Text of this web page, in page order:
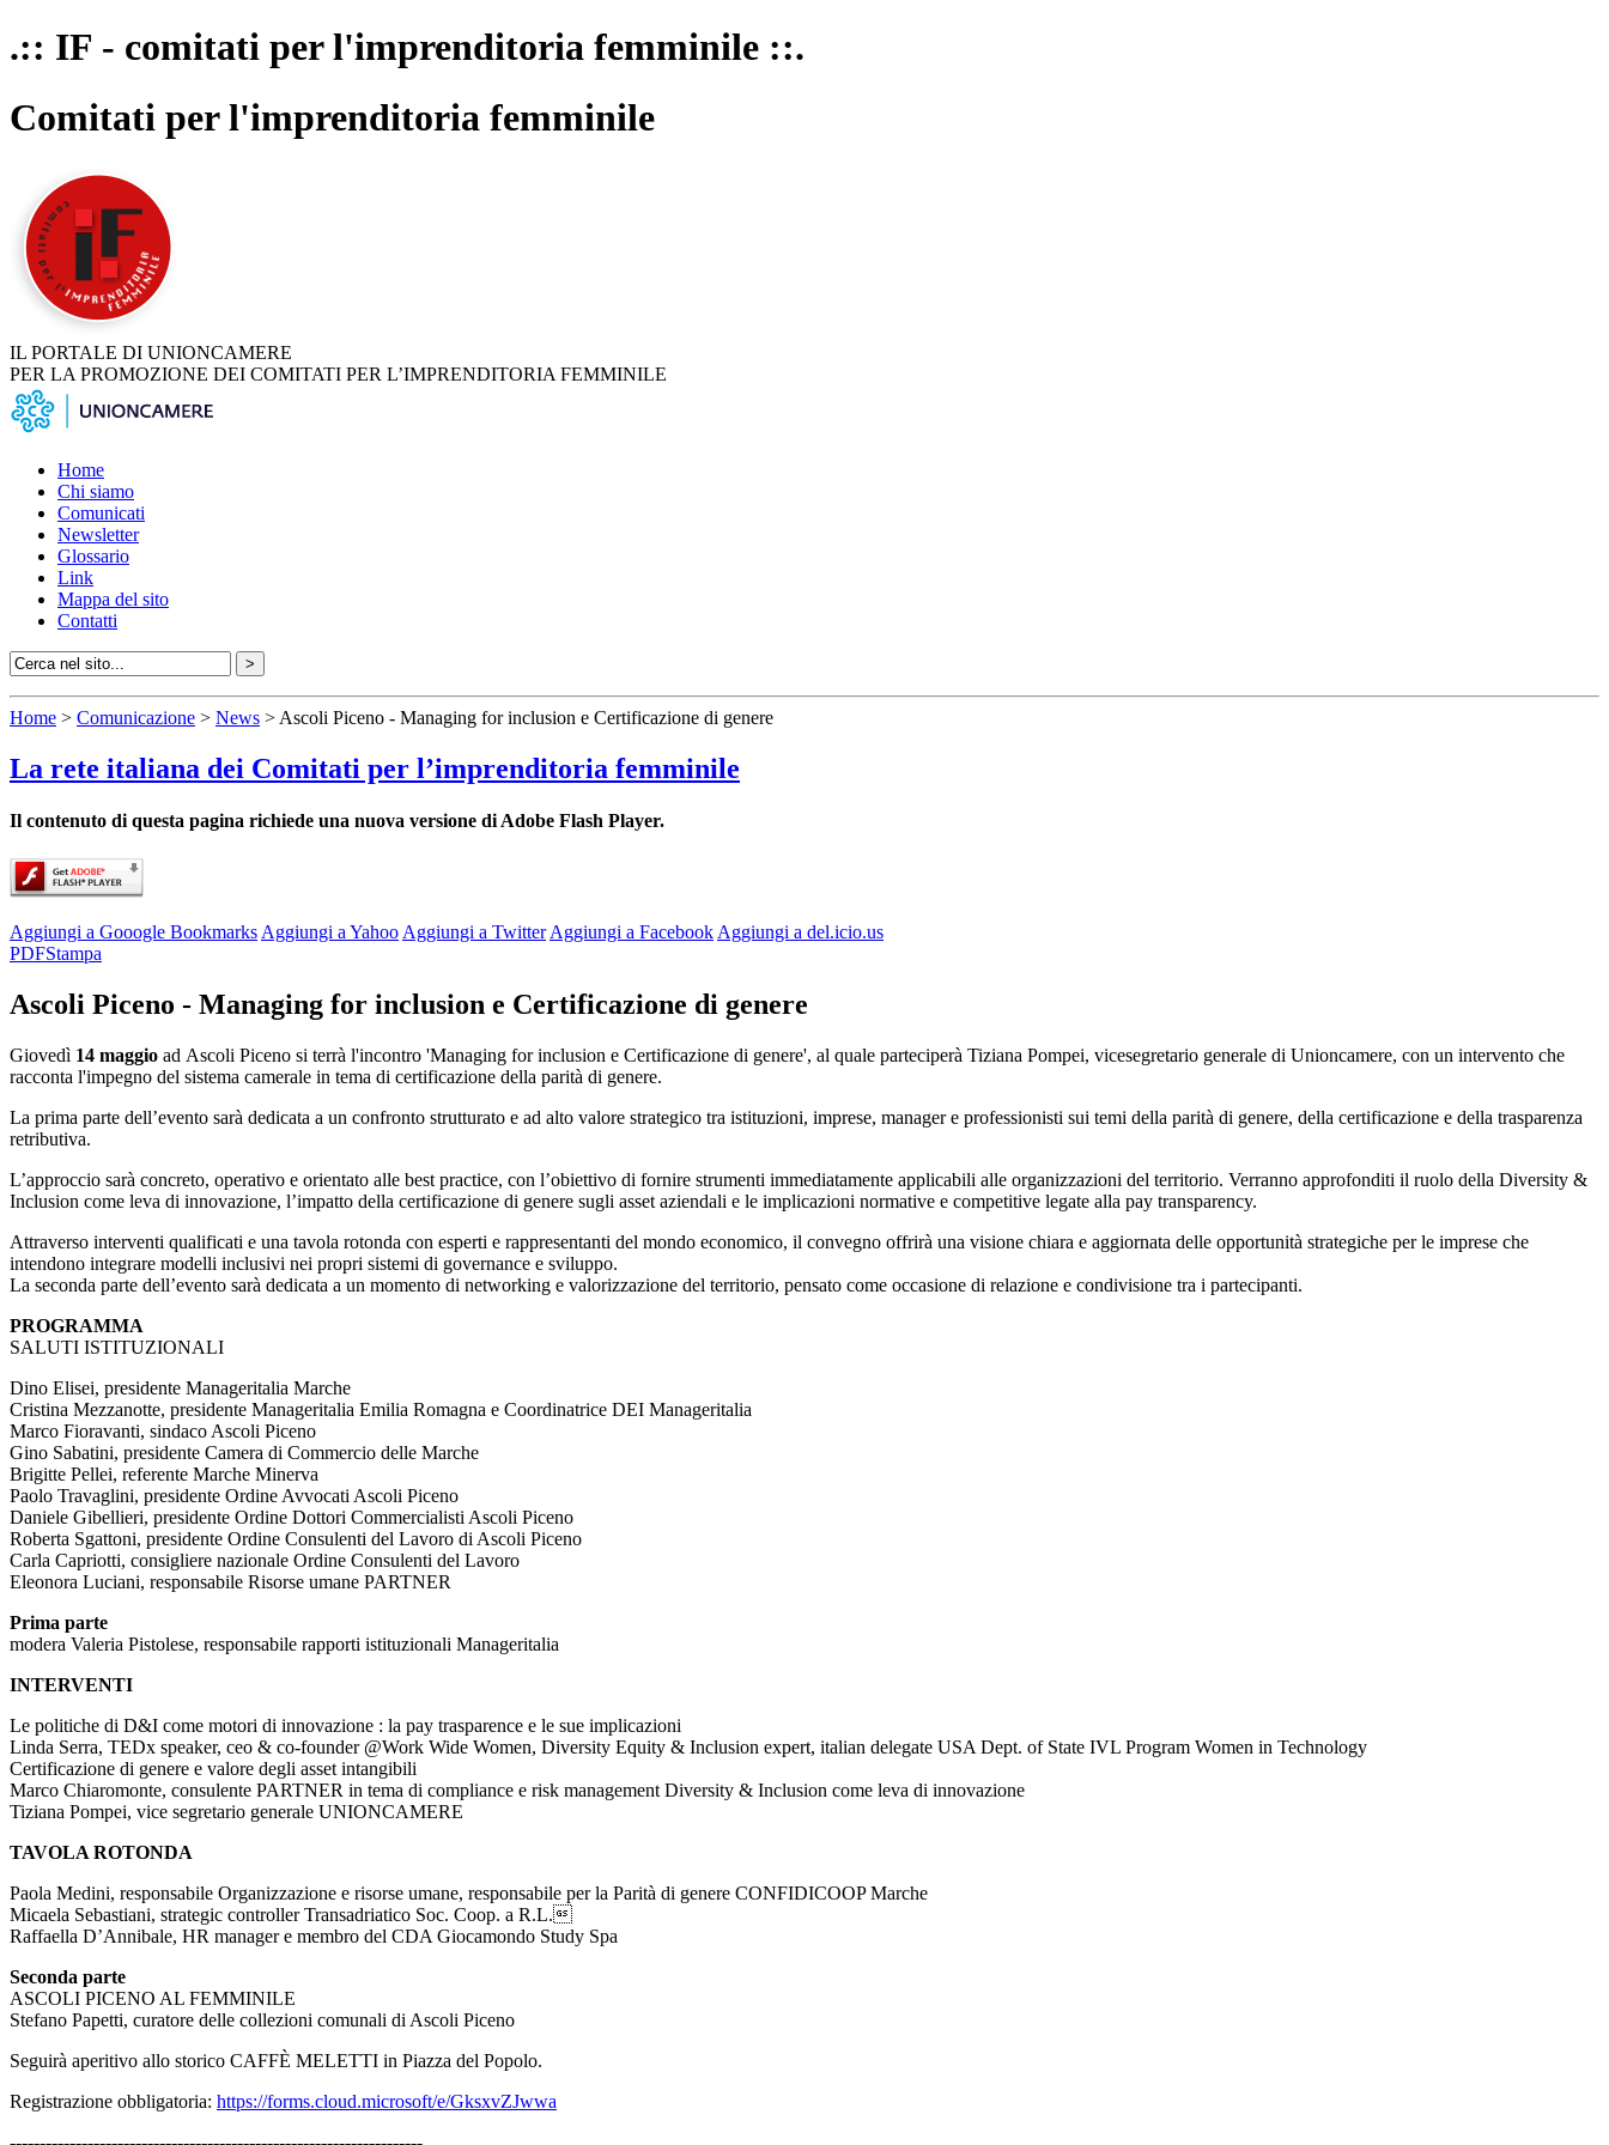
.:: IF - comitati per l'imprenditoria femminile ::.
Comitati per l'imprenditoria femminile
IL PORTALE DI UNIONCAMERE
PER LA PROMOZIONE DEI COMITATI PER L’IMPRENDITORIA FEMMINILE
Home
Chi siamo
Comunicati
Newsletter
Glossario
Link
Mappa del sito
Contatti
Home > Comunicazione > News > Ascoli Piceno - Managing for inclusion e Certificazione di genere
La rete italiana dei Comitati per l’imprenditoria femminile
Il contenuto di questa pagina richiede una nuova versione di Adobe Flash Player.
Aggiungi a Gooogle Bookmarks Aggiungi a Yahoo Aggiungi a Twitter Aggiungi a Facebook Aggiungi a del.icio.us
PDFStampa
Ascoli Piceno - Managing for inclusion e Certificazione di genere
Giovedì 14 maggio ad Ascoli Piceno si terrà l'incontro 'Managing for inclusion e Certificazione di genere', al quale parteciperà Tiziana Pompei, vicesegretario generale di Unioncamere, con un intervento che
racconta l'impegno del sistema camerale in tema di certificazione della parità di genere.
La prima parte dell’evento sarà dedicata a un confronto strutturato e ad alto valore strategico tra istituzioni, imprese, manager e professionisti sui temi della parità di genere, della certificazione e della trasparenza
retributiva.
L’approccio sarà concreto, operativo e orientato alle best practice, con l’obiettivo di fornire strumenti immediatamente applicabili alle organizzazioni del territorio. Verranno approfonditi il ruolo della Diversity &
Inclusion come leva di innovazione, l’impatto della certificazione di genere sugli asset aziendali e le implicazioni normative e competitive legate alla pay transparency.
Attraverso interventi qualificati e una tavola rotonda con esperti e rappresentanti del mondo economico, il convegno offrirà una visione chiara e aggiornata delle opportunità strategiche per le imprese che
intendono integrare modelli inclusivi nei propri sistemi di governance e sviluppo.
La seconda parte dell’evento sarà dedicata a un momento di networking e valorizzazione del territorio, pensato come occasione di relazione e condivisione tra i partecipanti.
PROGRAMMA
SALUTI ISTITUZIONALI
Dino Elisei, presidente Manageritalia Marche
Cristina Mezzanotte, presidente Manageritalia Emilia Romagna e Coordinatrice DEI Manageritalia
Marco Fioravanti, sindaco Ascoli Piceno
Gino Sabatini, presidente Camera di Commercio delle Marche
Brigitte Pellei, referente Marche Minerva
Paolo Travaglini, presidente Ordine Avvocati Ascoli Piceno
Daniele Gibellieri, presidente Ordine Dottori Commercialisti Ascoli Piceno
Roberta Sgattoni, presidente Ordine Consulenti del Lavoro di Ascoli Piceno
Carla Capriotti, consigliere nazionale Ordine Consulenti del Lavoro
Eleonora Luciani, responsabile Risorse umane PARTNER
Prima parte
modera Valeria Pistolese, responsabile rapporti istituzionali Manageritalia
INTERVENTI
Le politiche di D&I come motori di innovazione : la pay trasparence e le sue implicazioni
Linda Serra, TEDx speaker, ceo & co-founder @Work Wide Women, Diversity Equity & Inclusion expert, italian delegate USA Dept. of State IVL Program Women in Technology
Certificazione di genere e valore degli asset intangibili
Marco Chiaromonte, consulente PARTNER in tema di compliance e risk management Diversity & Inclusion come leva di innovazione
Tiziana Pompei, vice segretario generale UNIONCAMERE
TAVOLA ROTONDA
Paola Medini, responsabile Organizzazione e risorse umane, responsabile per la Parità di genere CONFIDICOOP Marche
Micaela Sebastiani, strategic controller Transadriatico Soc. Coop. a R.L.
Raffaella D’Annibale, HR manager e membro del CDA Giocamondo Study Spa
Seconda parte
ASCOLI PICENO AL FEMMINILE
Stefano Papetti, curatore delle collezioni comunali di Ascoli Piceno
Seguirà aperitivo allo storico CAFFÈ MELETTI in Piazza del Popolo.
Registrazione obbligatoria: https://forms.cloud.microsoft/e/GksxvZJwwa